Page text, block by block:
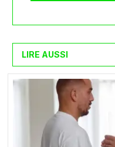
LIRE AUSSI